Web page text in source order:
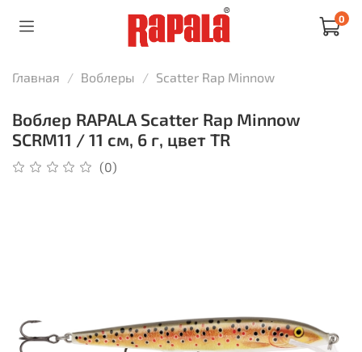
0
Главная Воблеры Scatter Rap Minnow
Воблер RAPALA Scatter Rap Minnow
SCRM11 / 11 см, 6 г, цвет TR
(0)